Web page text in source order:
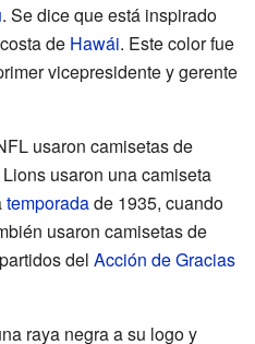
. Se dice que está inspirado
de Hawái. Este color fue
vicepresidente y gerente
usaron camisetas de
usaron una camiseta
temporadade 1935, cuando
usaron camisetas de
del Acción de Gracias
raya negra a su logo y